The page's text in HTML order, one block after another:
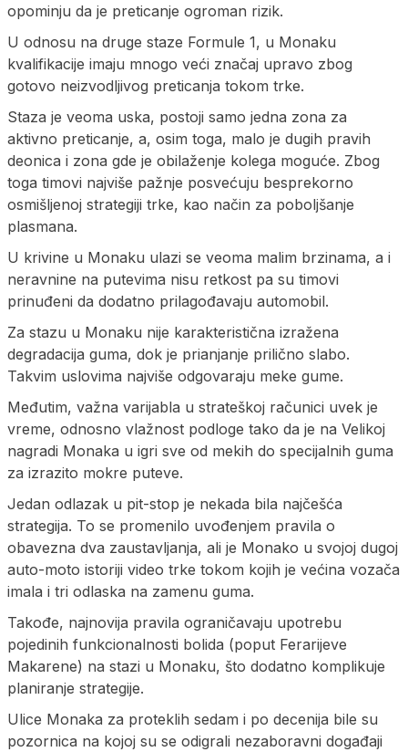
opominju da je preticanje ogroman rizik.
U odnosu na druge staze Formule 1, u Monaku
kvalifikacije imaju mnogo veći značaj upravo zbog
gotovo neizvodljivog preticanja tokom trke.
Staza je veoma uska, postoji samo jedna zona za
aktivno preticanje, a, osim toga, malo je dugih pravih
deonica i zona gde je obilaženje kolega moguće. Zbog
toga timovi najviše pažnje posvećuju besprekorno
osmišljenoj strategiji trke, kao način za poboljšanje
plasmana.
U krivine u Monaku ulazi se veoma malim brzinama, a i
neravnine na putevima nisu retkost pa su timovi
prinuđeni da dodatno prilagođavaju automobil.
Za stazu u Monaku nije karakteristična izražena
degradacija guma, dok je prianjanje prilično slabo.
Takvim uslovima najviše odgovaraju meke gume.
Međutim, važna varijabla u strateškoj računici uvek je
vreme, odnosno vlažnost podloge tako da je na Velikoj
nagradi Monaka u igri sve od mekih do specijalnih guma
za izrazito mokre puteve.
Jedan odlazak u pit-stop je nekada bila najčešća
strategija. To se promenilo uvođenjem pravila o
obavezna dva zaustavljanja, ali je Monako u svojoj dugoj
auto-moto istoriji video trke tokom kojih je većina vozača
imala i tri odlaska na zamenu guma.
Takođe, najnovija pravila ograničavaju upotrebu
pojedinih funkcionalnosti bolida (poput Ferarijeve
Makarene) na stazi u Monaku, što dodatno komplikuje
planiranje strategije.
Ulice Monaka za proteklih sedam i po decenija bile su
pozornica na kojoj su se odigrali nezaboravni događaji